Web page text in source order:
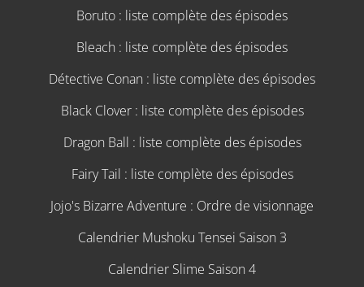
Boruto : liste complète des épisodes
Bleach : liste complète des épisodes
Détective Conan : liste complète des épisodes
Black Clover : liste complète des épisodes
Dragon Ball : liste complète des épisodes
Fairy Tail : liste complète des épisodes
Jojo's Bizarre Adventure : Ordre de visionnage
Calendrier Mushoku Tensei Saison 3
Calendrier Slime Saison 4